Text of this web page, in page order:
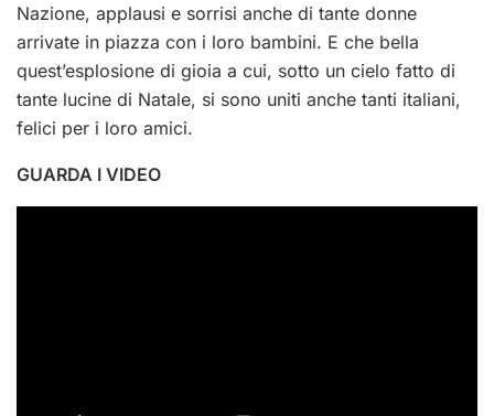
Nazione, applausi e sorrisi anche di tante donne
arrivate in piazza con i loro bambini. E che bella
quest’esplosione di gioia a cui, sotto un cielo fatto di
tante lucine di Natale, si sono uniti anche tanti italiani,
felici per i loro amici.
GUARDA I VIDEO